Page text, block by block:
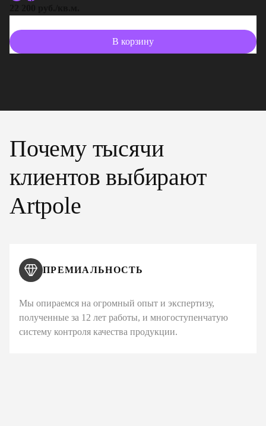
В корзину
Почему тысячи
клиентов выбирают
Artpole
ПРЕМИАЛЬНОСТЬ
Мы опираемся на огромный опыт и экспертизу,
полученные за 12 лет работы, и многоступенчатую
систему контроля качества продукции.